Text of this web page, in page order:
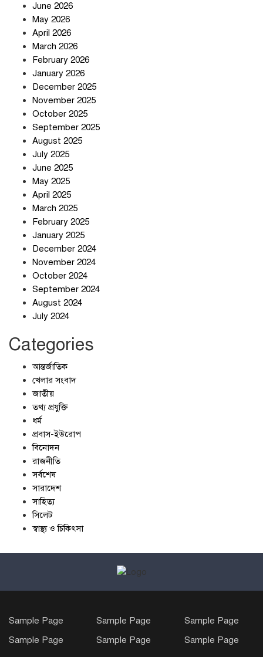
June 2026
May 2026
April 2026
March 2026
February 2026
January 2026
December 2025
November 2025
October 2025
September 2025
August 2025
July 2025
June 2025
May 2025
April 2025
March 2025
February 2025
January 2025
December 2024
November 2024
October 2024
September 2024
August 2024
July 2024
Categories
আন্তর্জাতিক
খেলার সংবাদ
জাতীয়
তথ্য প্রযুক্তি
ধর্ম
প্রবাস-ইউরোপ
বিনোদন
রাজনীতি
সর্বশেষ
সারাদেশ
সাহিত্য
সিলেট
স্বাস্থ্য ও চিকিৎসা
Sample Page Sample Page
Sample Page
Sample Page
Sample Page Sample Page